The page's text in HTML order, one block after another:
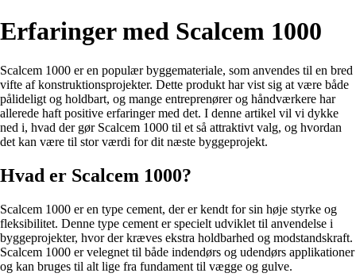
Erfaringer med Scalcem 1000
Scalcem 1000 er en populær byggemateriale, som anvendes til en bred
vifte af konstruktionsprojekter. Dette produkt har vist sig at være både
pålideligt og holdbart, og mange entreprenører og håndværkere har
allerede haft positive erfaringer med det. I denne artikel vil vi dykke
ned i, hvad der gør Scalcem 1000 til et så attraktivt valg, og hvordan
det kan være til stor værdi for dit næste byggeprojekt.
Hvad er Scalcem 1000?
Scalcem 1000 er en type cement, der er kendt for sin høje styrke og
fleksibilitet. Denne type cement er specielt udviklet til anvendelse i
byggeprojekter, hvor der kræves ekstra holdbarhed og modstandskraft.
Scalcem 1000 er velegnet til både indendørs og udendørs applikationer
og kan bruges til alt lige fra fundament til vægge og gulve.